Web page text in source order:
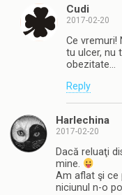
Cudi
2017-02-20
Ce vremuri!
tu ulcer, nu
obezitate…
Reply
Harlechina
2017-02-20
Dacă reluaţi
mine.
Am aflat şi ce
niciunul n-o